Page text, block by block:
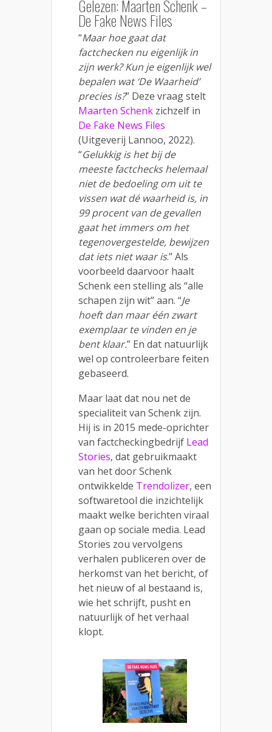
Gelezen: Maarten Schenk –
De Fake News Files
“Maar hoe gaat dat
factchecken nu eigenlijk in
zijn werk? Kun je eigenlijk wel
bepalen wat ‘De Waarheid’
precies is?” Deze vraag stelt
Maarten Schenk zichzelf in
De Fake News Files
(Uitgeverij Lannoo, 2022).
“Gelukkig is het bij de
meeste factchecks helemaal
niet de bedoeling om uit te
vissen wat dé waarheid is, in
99 procent van de gevallen
gaat het immers om het
tegenovergestelde, bewijzen
dat iets niet waar is.” Als
voorbeeld daarvoor haalt
Schenk een stelling als “alle
schapen zijn wit” aan. “Je
hoeft dan maar één zwart
exemplaar te vinden en je
bent klaar.” En dat natuurlijk
wel op controleerbare feiten
gebaseerd.
Maar laat dat nou net de
specialiteit van Schenk zijn.
Hij is in 2015 mede-oprichter
van factcheckingbedrijf Lead
Stories, dat gebruikmaakt
van het door Schenk
ontwikkelde Trendolizer, een
softwaretool die inzichtelijk
maakt welke berichten viraal
gaan op sociale media. Lead
Stories zou vervolgens
verhalen publiceren over de
herkomst van het bericht, of
het nieuw of al bestaand is,
wie het schrijft, pusht en
natuurlijk of het verhaal
klopt.